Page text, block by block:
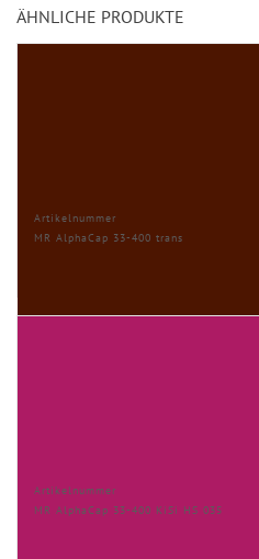
ÄHNLICHE PRODUKTE
Artikelnummer
MR AlphaCap 33-400 trans
Artikelnummer
MR AlphaCap 33-400 KiSi HS 035